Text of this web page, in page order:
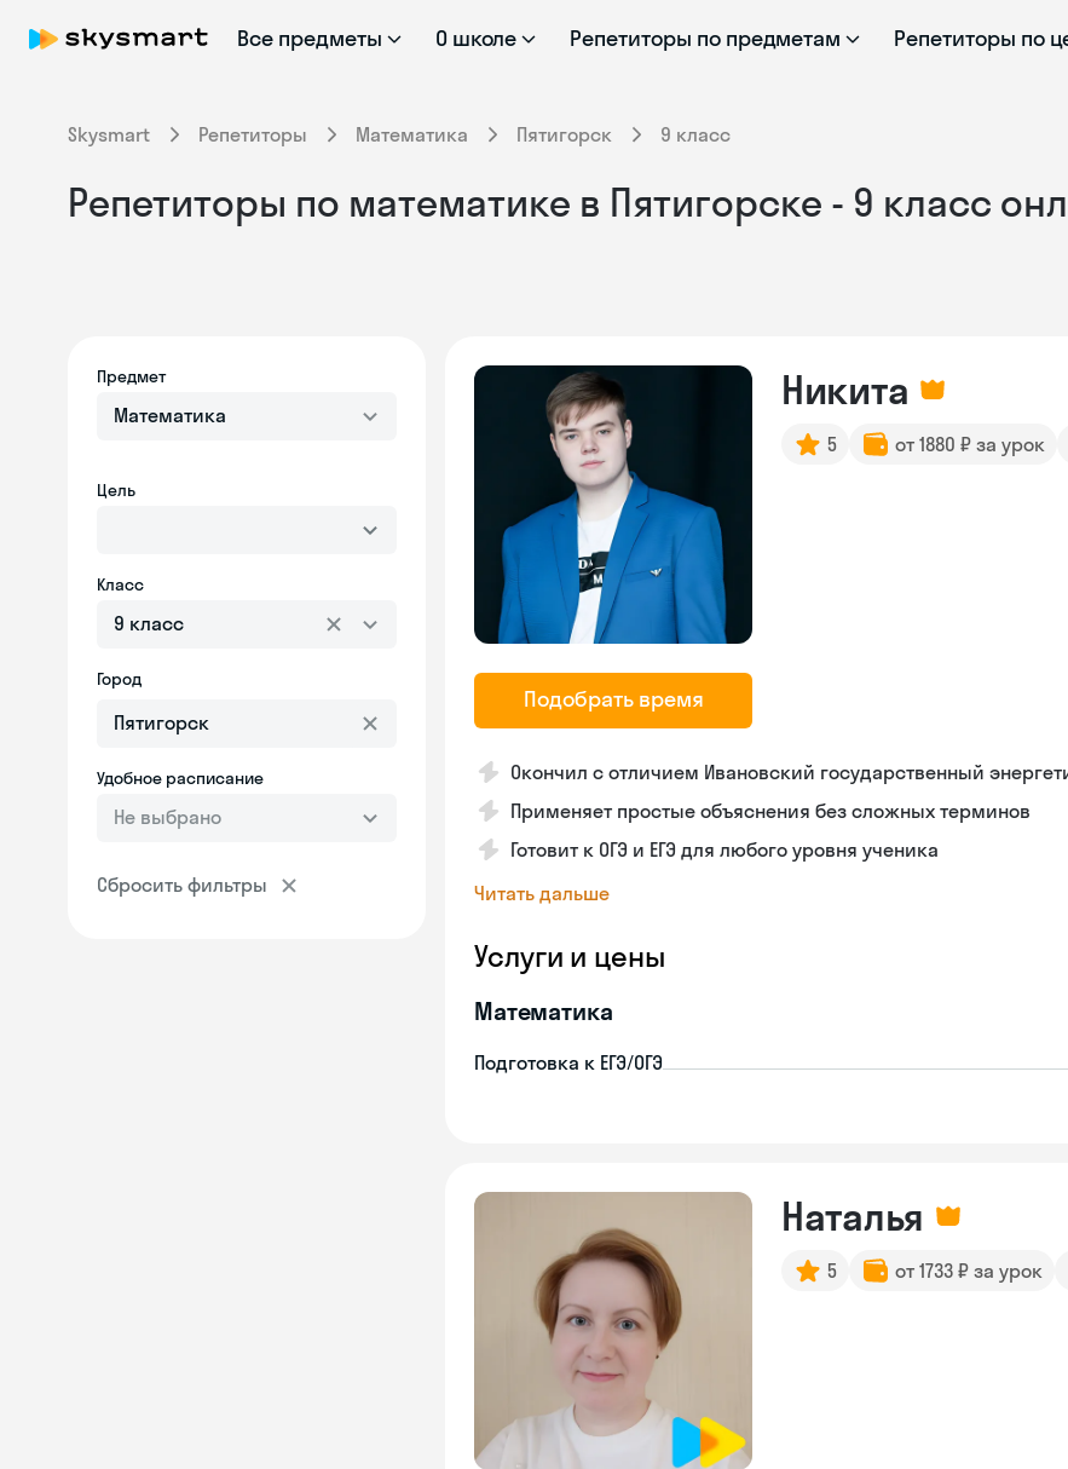
Все предметы О школе Репетиторы по предметам Репетиторы по
Skysmart Репетиторы Математика Пятигорск 9 класс
Репетиторы по математике в Пятигорске - 9 класс
Предмет
Математика
Цель
Класс
9 класс
Город
Удобное расписание
Не выбрано
Сбросить фильтры
Подобрать время
Никита
5 от 1880 ₽ за урок
Окончил с отличием Ивановский государственный
Применяет простые объяснения без сложных терминов
Готовит к ОГЭ и ЕГЭ для любого уровня ученика
Читать дальше
Услуги и цены
Математика
Подготовка к ЕГЭ/ОГЭ
Наталья
5 от 1733 ₽ за урок